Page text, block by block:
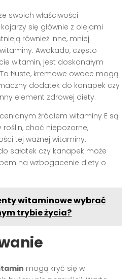
swoich właściwości
się głównie z olejami
również inne, mniej
Awokado, często
witamin, jest doskonałym
tłuste, kremowe owoce mogą
dodatek do kanapek czy
element zdrowej diety.
źródłem witaminy E są
roślin, choć niepozorne,
tej ważnej witaminy.
sałatek czy kanapek może
na wzbogacenie diety o
witaminowe wybrać
trybie życia?
mogą kryć się w